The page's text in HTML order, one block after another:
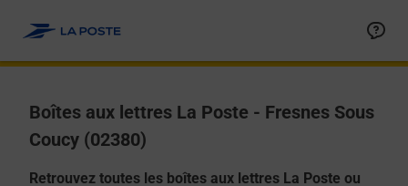
Boîtes aux lettres La Poste - Fresnes Sous
Coucy (02380)
Retrouvez toutes les boîtes aux lettres La Poste ou